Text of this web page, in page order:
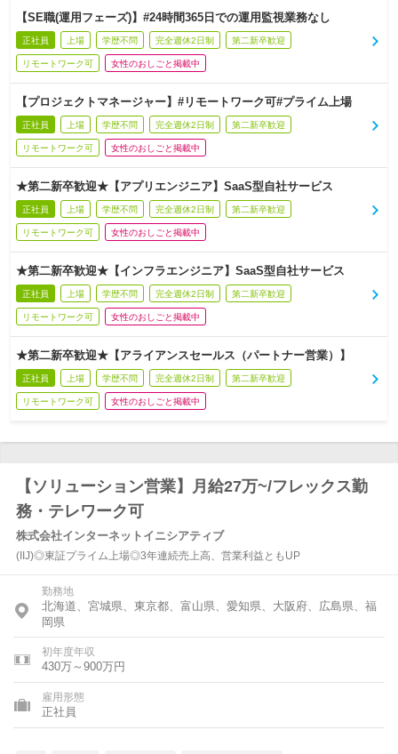
【SE職(運用フェーズ)】#24時間365日での運用監視業務なし
正社員 上場 学歴不問 完全週休2日制 第二新卒歓迎
リモートワーク可 女性のおしごと掲載中
【プロジェクトマネージャー】#リモートワーク可#プライム上場
正社員 上場 学歴不問 完全週休2日制 第二新卒歓迎
リモートワーク可 女性のおしごと掲載中
★第二新卒歓迎★【アプリエンジニア】SaaS型自社サービス
正社員 上場 学歴不問 完全週休2日制 第二新卒歓迎
リモートワーク可 女性のおしごと掲載中
★第二新卒歓迎★【インフラエンジニア】SaaS型自社サービス
正社員 上場 学歴不問 完全週休2日制 第二新卒歓迎
リモートワーク可 女性のおしごと掲載中
★第二新卒歓迎★【アライアンスセールス（パートナー営業）】
正社員 上場 学歴不問 完全週休2日制 第二新卒歓迎
リモートワーク可 女性のおしごと掲載中
【ソリューション営業】月給27万~/フレックス勤
務・テレワーク可
株式会社インターネットイニシアティブ
(IIJ)◎東証プライム上場◎3年連続売上高、営業利益ともUP
勤務地
北海道、宮城県、東京都、富山県、愛知県、大阪府、広島県、福
岡県
初年度年収
430万～900万円
雇用形態
正社員